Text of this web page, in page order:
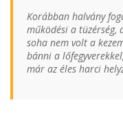
Korábban halvány
működési a tüzérség,
soha nem volt a
bánni a
már az éles harci